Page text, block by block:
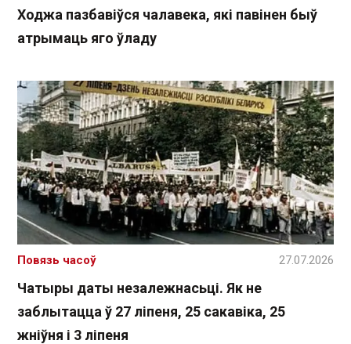
Ходжа пазбавіўся чалавека, які павінен быў
атрымаць яго ўладу
Чатыры даты незалежнасьці. Як не
заблытацца ў 27 ліпеня, 25 сакавіка, 25
жніўня і 3 ліпеня
Повязь часоў 27.07.2026